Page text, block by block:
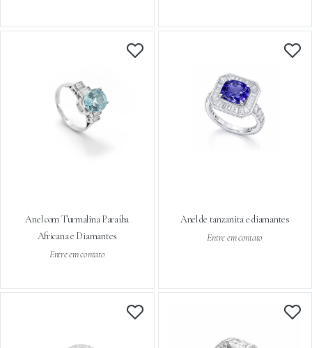
Anel com Turmalina Paraíba
Africana e Diamantes
Entre em contato
Anel de tanzanita e diamantes
Entre em contato